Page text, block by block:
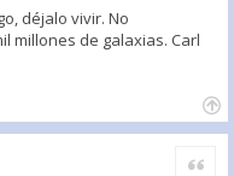
déjalo vivir. No
millones de galaxias. Carl
Citar